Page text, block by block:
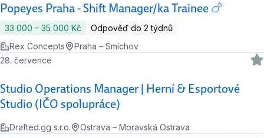
Popeyes Praha - Shift Manager/ka Trainee 🍗
33 000 ‍–‍ 35 000 Kč
Odpověď do 2 týdnů
Rex Concepts
Praha – Smíchov
Studio Operations Manager | Herní & Esportové
Studio (IČO spolupráce)
28. července
Drafted.gg s.r.o. Ostrava – Moravská Ostrava